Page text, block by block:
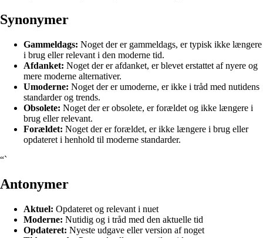
Synonymer
Gammeldags: Noget der er gammeldags, er typisk ikke længere
i brug eller relevant i den moderne tid.
Afdanket: Noget der er afdanket, er blevet erstattet af nyere og
mere moderne alternativer.
Umoderne: Noget der er umoderne, er ikke i tråd med nutidens
standarder og trends.
Obsolete: Noget der er obsolete, er forældet og ikke længere i
brug eller relevant.
Forældet: Noget der er forældet, er ikke længere i brug eller
opdateret i henhold til moderne standarder.
“`
Antonymer
Aktuel: Opdateret og relevant i nuet
Moderne: Nutidig og i tråd med den aktuelle tid
Opdateret: Nyeste udgave eller version af noget